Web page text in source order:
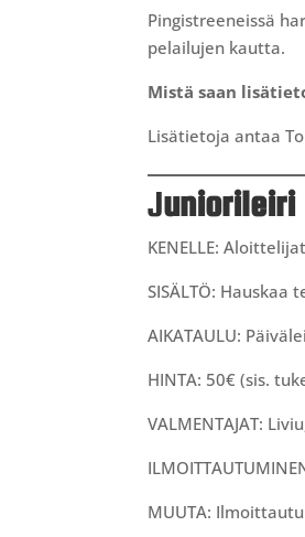
Pingistreeneissä
pelailujen kautta.
Mistä saan
Lisätietoja antaa
Juniorileiri
KENELLE:
SISÄLTÖ:
AIKATAULU:
HINTA: 50€ (sis.
VALMENTAJAT:
MUUTA: